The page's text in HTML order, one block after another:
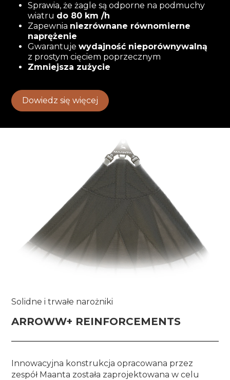
Sprawia, że żagle są odporne na podmuchy
wiatru do 80 km /h
Zapewnia niezrównane równomierne
naprężenie
Gwarantujewydajność nieporównywalną
z prostym cięciem poprzecznym
Zmniejsza zużycie
Dowiedz się więcej
Solidne i trwałe narożniki
ARROWW+ REINFORCEMENTS
Innowacyjna konstrukcja opracowana przez
zespół Maanta została zaprojektowana w celu